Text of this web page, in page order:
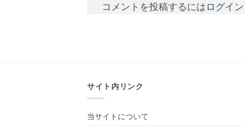
コメントを投稿するには ログイン
サイト内リンク
当サイトについて